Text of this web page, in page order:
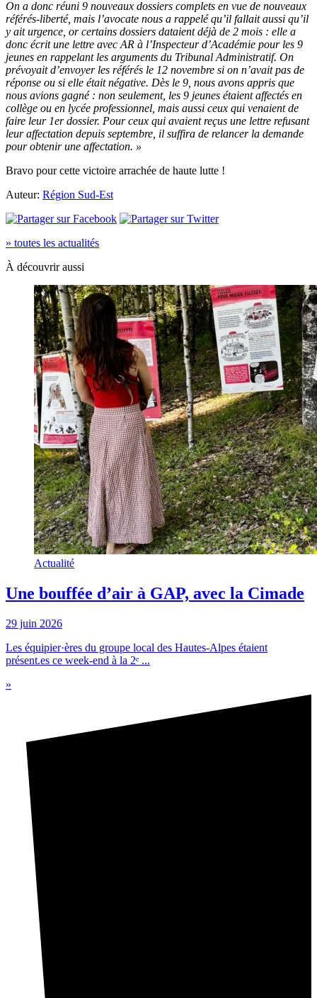
On a donc réuni 9 nouveaux dossiers complets en vue de nouveaux
référés-liberté, mais l’avocate nous a rappelé qu’il fallait aussi qu’il
y ait urgence, or certains dossiers dataient déjà de 2 mois : elle a
donc écrit une lettre avec AR à l’Inspecteur d’Académie pour les 9
jeunes en rappelant les arguments du Tribunal Administratif. On
prévoyait d’envoyer les référés le 12 novembre si on n’avait pas de
réponse ou si elle était négative. Dès le 9, nous avons appris que
nous avions gagné : non seulement, les 9 jeunes étaient affectés en
collège ou en lycée professionnel, mais aussi ceux qui venaient de
faire leur 1er dossier. Pour ceux qui avaient reçus une lettre refusant
leur affectation depuis septembre, il suffira de relancer la demande
pour obtenir une affectation. »
Bravo pour cette victoire arrachée de haute lutte !
Auteur: Région Sud-Est
» toutes les actualités
À découvrir aussi
Actualité
Une bouffée d’air à GAP, avec la Cimade
29 juin 2026
Les équipier·ères du groupe local des Hautes-Alpes étaient
présent.es ce week-end à la 2ᵉ ...
»